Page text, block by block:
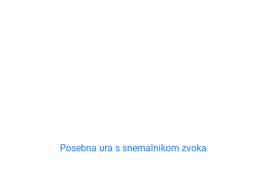
Posebna ura s snemalnikom zvoka